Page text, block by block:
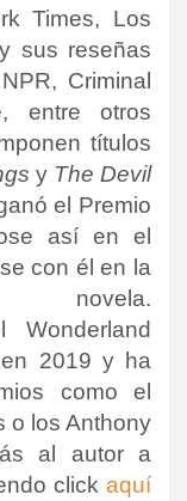
Times, Los
sus reseñas
Criminal
entre otros
títulos
y The Devil
el Premio
así en el
con él en la
2019 y ha
como el
o los Anthony
al autor a
click aquí